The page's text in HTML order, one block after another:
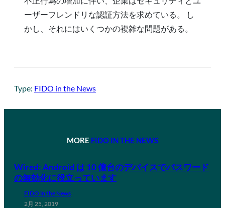
ーザーフレンドリな認証方法を求めている。 し
かし、それにはいくつかの複雑な問題がある。
Type: FIDO in the News
MORE FIDO IN THE NEWS
Wired: Android は 10 億台のデバイスでパスワード
の無効化に役立っています
FIDO in the News
2月 25, 2019